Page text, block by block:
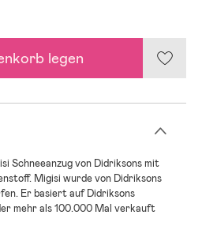
legen
Schneeanzug von Didriksons mit
Migisi wurde von Didriksons
Er basiert auf Didriksons
mehr als 100.000 Mal verkauft